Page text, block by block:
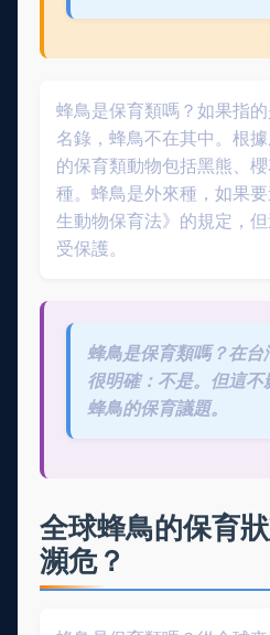
蜂鳥是保育類嗎？如果指
名錄，蜂鳥不在其中。根
的保育類動物包括黑熊、
種。蜂鳥是外來種，如果
生動物保育法》的規定，
受保護。
蜂鳥是保育類嗎？在
很明確：不是。但這
蜂鳥的保育議題。
全球蜂鳥的保育
瀕危？